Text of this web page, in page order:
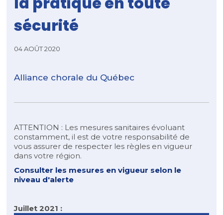
sécurité
04 AOÛT 2020
Alliance chorale du Québec
ATTENTION : Les mesures sanitaires évoluant
constamment, il est de votre responsabilité de
vous assurer de respecter les règles en vigueur
dans votre région.
Consulter les mesures en vigueur selon le
niveau d'alerte
Juillet 2021 :